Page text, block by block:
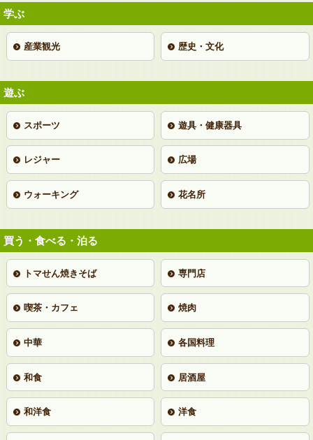
学ぶ
産業観光 歴史・文化
遊ぶ
スポーツ 遊具・健康器具
レジャー 広場
ウォーキング 花名所
買う・食べる・泊る
トマせん焼きそば 専門店
喫茶・カフェ 焼肉
中華 各国料理
和食 居酒屋
和洋食 洋食